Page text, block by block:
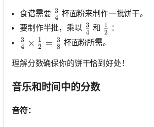
食谱需要 \frac{3}{4}
4
3 杯面粉来制作一批饼干。
要制作半批，乘以 \frac{3}{4}
4
3 和 \frac{1}{2}
2
1 ：
\frac{3}{4} \times
4
3 × 2
1 = 8
3 杯面粉所需。
理解分数确保你的饼干恰到好处！
音乐和时间中的分数
音符：